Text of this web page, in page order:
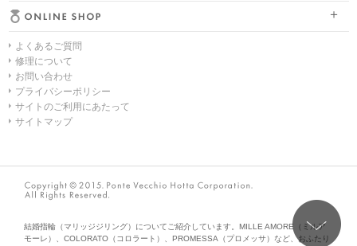
結婚指輪（マリッジジリング）についてご紹介しています。MILLE AMORE（ミルア
モーレ）、COLORATO（コロラート）、PROMESSA（プロメッサ）など、おふたり
BACI（バチ／一粒ダイヤモンドジュエリー）
EME（エメ／着せ替えネックレス）
SOLOMIO（ソロミオ／イニシャルシリーズ）
AMICHETTI（アミケッティ／アニマルモチーフ）
PURE 10（ピュアテン）
BIRTHSTONE（バースストーン／誕生石シリーズ）
HAPPY HEARTの魅力
幸せのブライダルリング選び
私たちらしく選ぶ 婚約指輪・結婚指輪
Ponte Vecchioのダイヤモンドについて
ブライダルサービス
ブランドポジション
会社概要
採用情報
店舗情報
オンラインショップ トップ
ALL
ネックレス
イヤリング
よくあるご質問
修理について
お問い合わせ
プライバシーポリシー
サイトのご利用にあたって
サイトマップ